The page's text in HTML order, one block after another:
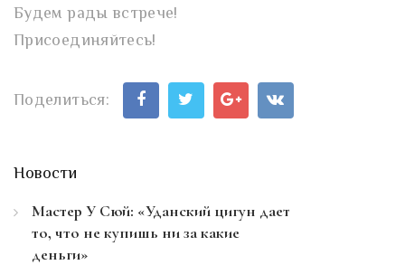
Будем рады встрече!
Присоединяйтесь!
Поделиться:
Новости
Мастер У Сюй: «Уданский цигун дает
то, что не купишь ни за какие
деньги»